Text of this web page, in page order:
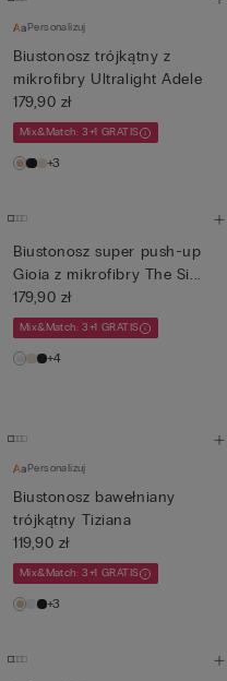
Personalizuj
Biustonosz trójkątny z
mikrofibry Ultralight Adele
179,90 zł
Mix&Match: 3+1 GRATIS
+3
Biustonosz super push-up
Gioia z mikrofibry The Si...
179,90 zł
Mix&Match: 3+1 GRATIS
+4
Personalizuj
Biustonosz bawełniany
trójkątny Tiziana
119,90 zł
Mix&Match: 3+1 GRATIS
+3